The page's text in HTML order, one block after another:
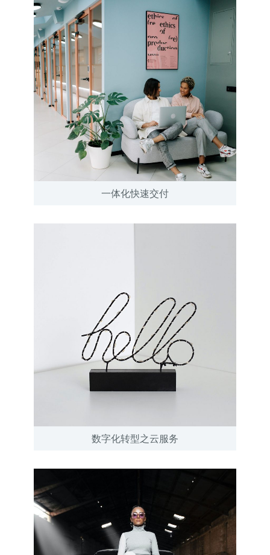
一体化快速交付
数字化转型之云服务